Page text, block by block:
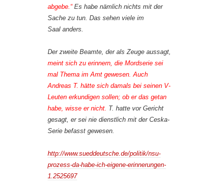
abgebe.“Es habe nämlich nichts mit der
Sache zu tun. Das sehen viele im
Saal anders.
Der zweite Beamte, der als Zeuge aussagt,
meint sich zu erinnern, die Mordserie sei
mal Thema im Amt gewesen. Auch
Andreas T. hätte sich damals bei seinen V-
Leuten erkundigen sollen; ob er das getan
habe, wisse er nicht. T. hatte vor Gericht
gesagt, er sei nie dienstlich mit der Ceska-
Serie befasst gewesen.
http://www.sueddeutsche.de/politik/nsu-
prozess-da-habe-ich-eigene-erinnerungen-
1.2525697